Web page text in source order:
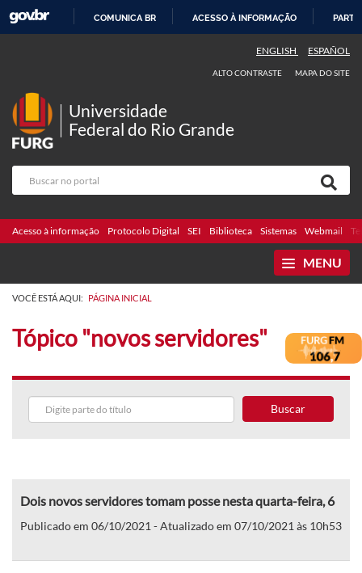
COMUNICA BR ACESSO À INFORMAÇÃO
ENGLISH ESPAÑOL
ALTO CONTRASTE MAPA DO SITE
Universidade
Federal do Rio Grande
Acesso à informação Protocolo Digital SEI Biblioteca Sistemas Webmail
MENU
VOCÊ ESTÁ AQUI: PÁGINA INICIAL
Tópico "novos servidores"
Buscar
Dois novos servidores tomam posse nesta quarta-feira, 6
Publicado em 06/10/2021 - Atualizado em 07/10/2021 às 10h53